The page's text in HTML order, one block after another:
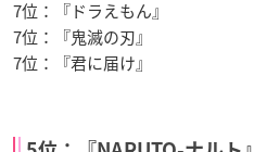
7位：『ドラえもん』
7位：『鬼滅の刃』
7位：『君に届け』